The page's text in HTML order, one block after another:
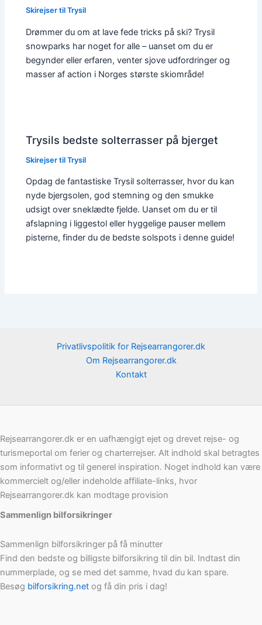
Skirejser til Trysil
Drømmer du om at lave fede tricks på ski? Trysil
snowparks har noget for alle – uanset om du er
begynder eller erfaren, venter sjove udfordringer og
masser af action i Norges største skiområde!
Trysils bedste solterrasser på bjerget
Skirejser til Trysil
Opdag de fantastiske Trysil solterrasser, hvor du kan
nyde bjergsolen, god stemning og den smukke
udsigt over sneklædte fjelde. Uanset om du er til
afslapning i liggestol eller hyggelige pauser mellem
pisterne, finder du de bedste solspots i denne guide!
Privatlivspolitik for Rejsearrangorer.dk
Om Rejsearrangorer.dk
Kontakt
Rejsearrangorer.dk er en uafhængigt ejet og drevet rejse- og
turismeportal om ferier og charterrejser. Alt indhold skal betragtes
som informativt og til generel inspiration. Noget indhold kan være
kommercielt og/eller indeholde affiliate-links, hvor
Rejsearrangorer.dk kan modtage provision
Sammenlign bilforsikringer
Sammenlign bilforsikringer på få minutter
Find den bedste og billigste bilforsikring til din bil. Indtast din
nummerplade, og se med det samme, hvad du kan spare.
Besøg bilforsikring.net og få din pris i dag!